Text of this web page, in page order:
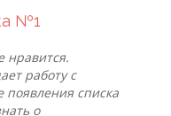
№1
нравится.
работу с
появления списка
о